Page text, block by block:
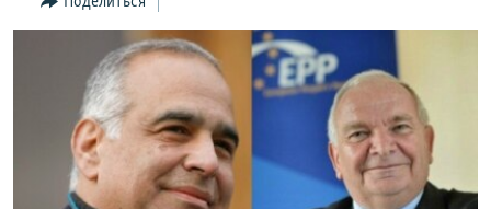
РЕГИОН
НАГОРНЫЙ КАРАБАХ
КУЛЬТУРА
СПОРТ
АРХИВ